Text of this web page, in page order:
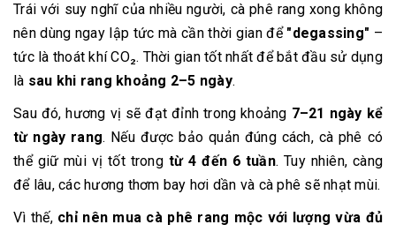
Trái với suy nghĩ của nhiều người, cà phê rang xong không
nên dùng ngay lập tức mà cần thời gian để "degassing" –
tức là thoát khí CO₂. Thời gian tốt nhất để bắt đầu sử dụng
là sau khi rang khoảng 2–5 ngày.
Sau đó, hương vị sẽ đạt đỉnh trong khoảng 7–21 ngày kể
từ ngày rang. Nếu được bảo quản đúng cách, cà phê có
thể giữ mùi vị tốt trong từ 4 đến 6 tuần. Tuy nhiên, càng
để lâu, các hương thơm bay hơi dần và cà phê sẽ nhạt mùi.
Vì thế, chỉ nên mua cà phê rang mộc với lượng vừa đủ